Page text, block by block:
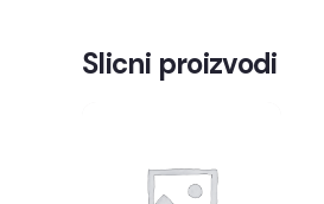
Slicni proizvodi